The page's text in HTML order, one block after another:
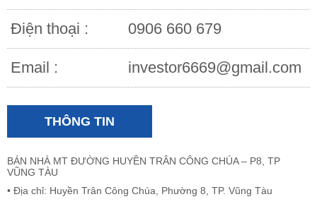
Điện thoại : 0906 660 679
Email : investor6669@gmail.com
THÔNG TIN
BÁN NHÀ MT ĐƯỜNG HUYỀN TRÂN CÔNG CHÚA – P8, TP
VŨNG TÀU
• Địa chỉ: Huyền Trân Công Chúa, Phường 8, TP. Vũng Tàu